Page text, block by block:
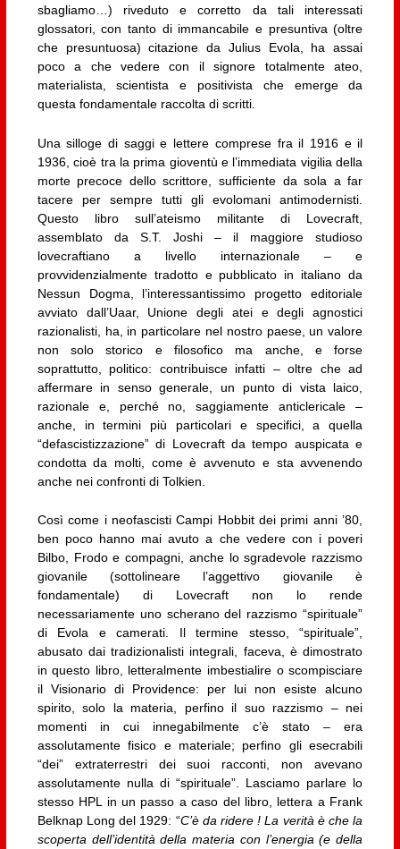
sbagliamo…) riveduto e corretto da tali interessati
glossatori, con tanto di immancabile e presuntiva (oltre
che presuntuosa) citazione da Julius Evola, ha assai
poco a che vedere con il signore totalmente ateo,
materialista, scientista e positivista che emerge da
questa fondamentale raccolta di scritti.
Una silloge di saggi e lettere comprese fra il 1916 e il
1936, cioè tra la prima gioventù e l’immediata vigilia della
morte precoce dello scrittore, sufficiente da sola a far
tacere per sempre tutti gli evolomani antimodernisti.
Questo libro sull’ateismo militante di Lovecraft,
assemblato da S.T. Joshi – il maggiore studioso
lovecraftiano a livello internazionale – e
provvidenzialmente tradotto e pubblicato in italiano da
Nessun Dogma, l’interessantissimo progetto editoriale
avviato dall’Uaar, Unione degli atei e degli agnostici
razionalisti, ha, in particolare nel nostro paese, un valore
non solo storico e filosofico ma anche, e forse
soprattutto, politico: contribuisce infatti – oltre che ad
affermare in senso generale, un punto di vista laico,
razionale e, perché no, saggiamente anticlericale –
anche, in termini più particolari e specifici, a quella
“defascistizzazione” di Lovecraft da tempo auspicata e
condotta da molti, come è avvenuto e sta avvenendo
anche nei confronti di Tolkien.
Così come i neofascisti Campi Hobbit dei primi anni ’80,
ben poco hanno mai avuto a che vedere con i poveri
Bilbo, Frodo e compagni, anche lo sgradevole razzismo
giovanile (sottolineare l’aggettivo giovanile è
fondamentale) di Lovecraft non lo rende
necessariamente uno scherano del razzismo “spirituale”
di Evola e camerati. Il termine stesso, “spirituale”,
abusato dai tradizionalisti integrali, faceva, è dimostrato
in questo libro, letteralmente imbestialire o scompisciare
il Visionario di Providence: per lui non esiste alcuno
spirito, solo la materia, perfino il suo razzismo – nei
momenti in cui innegabilmente c’è stato – era
assolutamente fisico e materiale; perfino gli esecrabili
“dei” extraterrestri dei suoi racconti, non avevano
assolutamente nulla di “spirituale”. Lasciamo parlare lo
stesso HPL in un passo a caso del libro, lettera a Frank
Belknap Long del 1929: “C’è da ridere ! La verità è che la
scoperta dell’identità della materia con l’energia (e della